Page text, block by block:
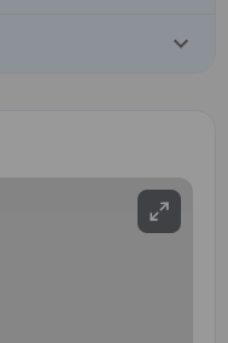
keyboard_arrow_down